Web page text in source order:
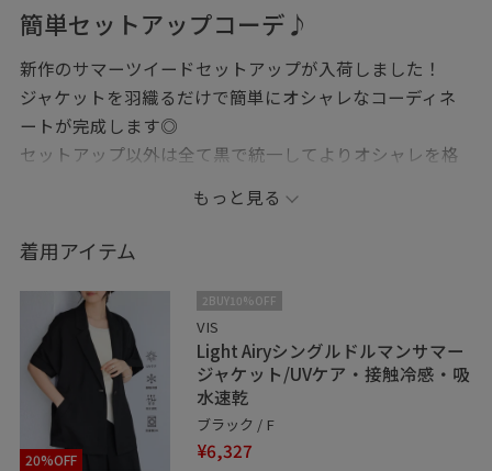
簡単セットアップコーデ♪
新作のサマーツイードセットアップが入荷しました！
ジャケットを羽織るだけで簡単にオシャレなコーディネ
ートが完成します◎
セットアップ以外は全て黒で統一してよりオシャレを格
＊記載のない物は本人私物です
＊＊＊＊＊＊＊＊＊＊＊＊＊＊＊＊＊＊＊＊＊
コーディネートご覧いただきありがとうございます⭐︎
是非お気に入り♡登録していただけると嬉しいです！
気になる方はコーディネートはフォローしていただくと
【お気に入り】タブからご覧頂きやすくなります！！
もっと見る
着用アイテム
20%OFF
2BUY10%OFF
VIS
Light Airyシングルドルマンサマー
ジャケット/UVケア・接触冷感・吸
水速乾
ブラック / F
¥6,327